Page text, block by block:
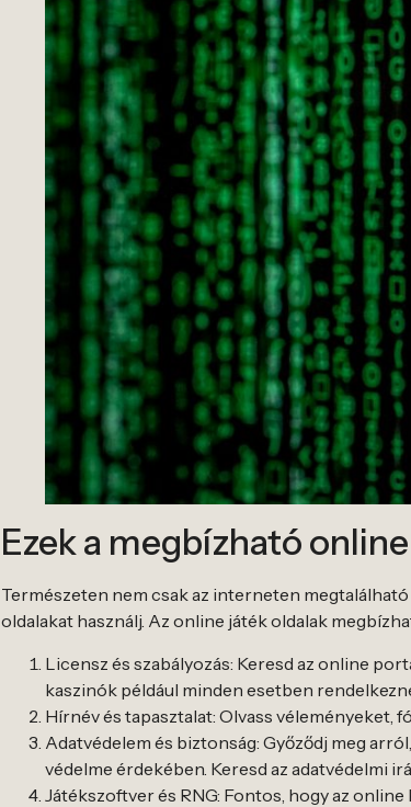
Ezek a megbízható
Természeten nem csak az interneten
oldalakat használj. Az online játék oldalak
Licensz és szabályozás: Keresd az online
kaszinók például minden esetben
Hírnév és tapasztalat: Olvass véleményeket,
Adatvédelem és biztonság: Győződj meg
védelme érdekében. Keresd az adatvédelmi
Játékszoftver és RNG: Fontos, hogy az